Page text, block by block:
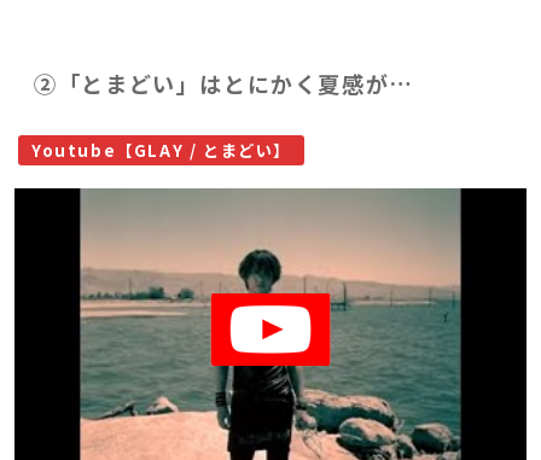
②「とまどい」はとにかく夏感が…
Youtube【GLAY / とまどい】